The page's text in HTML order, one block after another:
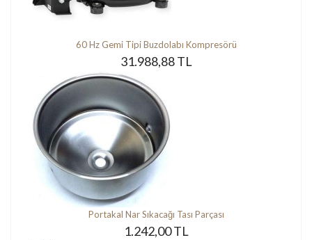
60 Hz Gemi Tipi Buzdolabı Kompresörü
31.988,88 TL
Portakal Nar Sıkacağı Tası Parçası
1.242,00 TL